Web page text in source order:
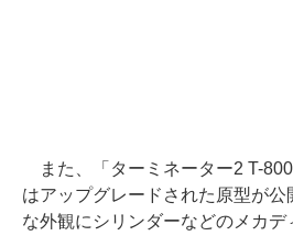
また、「ターミネーター2 T-800
はアップグレードされた原型が公
な外観にシリンダーなどのメカデ